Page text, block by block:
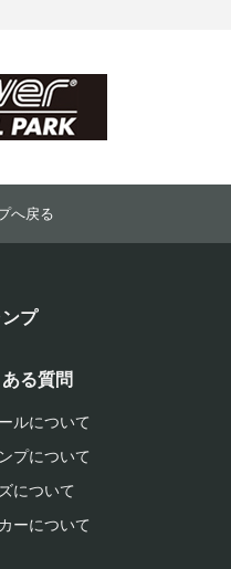
へ戻る
プ
る質問
ルについて
プについて
について
ーについて